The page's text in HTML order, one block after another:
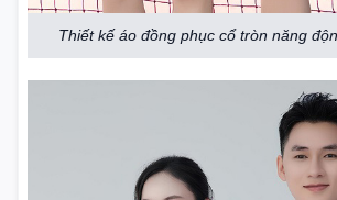
Thiết kế áo đồng phục cổ tròn năng